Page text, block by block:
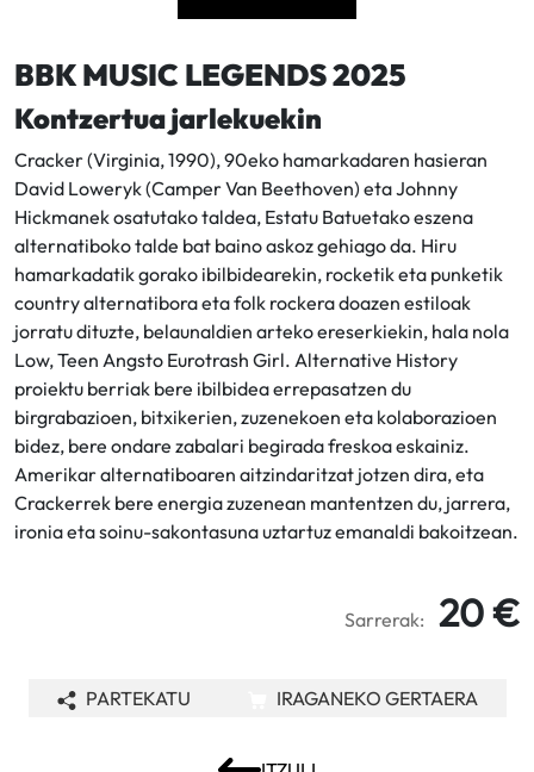
BBK MUSIC LEGENDS 2025
Kontzertua jarlekuekin
Cracker (Virginia, 1990), 90eko hamarkadaren hasieran
David Loweryk (Camper Van Beethoven) eta Johnny
Hickmanek osatutako taldea, Estatu Batuetako eszena
alternatiboko talde bat baino askoz gehiago da. Hiru
hamarkadatik gorako ibilbidearekin, rocketik eta punketik
country alternatibora eta folk rockera doazen estiloak
jorratu dituzte, belaunaldien arteko ereserkiekin, hala nola
Low, Teen Angsto Eurotrash Girl. Alternative History
proiektu berriak bere ibilbidea errepasatzen du
birgrabazioen, bitxikerien, zuzenekoen eta kolaborazioen
bidez, bere ondare zabalari begirada freskoa eskainiz.
Amerikar alternatiboaren aitzindaritzat jotzen dira, eta
Crackerrek bere energia zuzenean mantentzen du, jarrera,
ironia eta soinu-sakontasuna uztartuz emanaldi bakoitzean.
Sarrerak: 20 €
PARTEKATU IRAGANEKO GERTAERA